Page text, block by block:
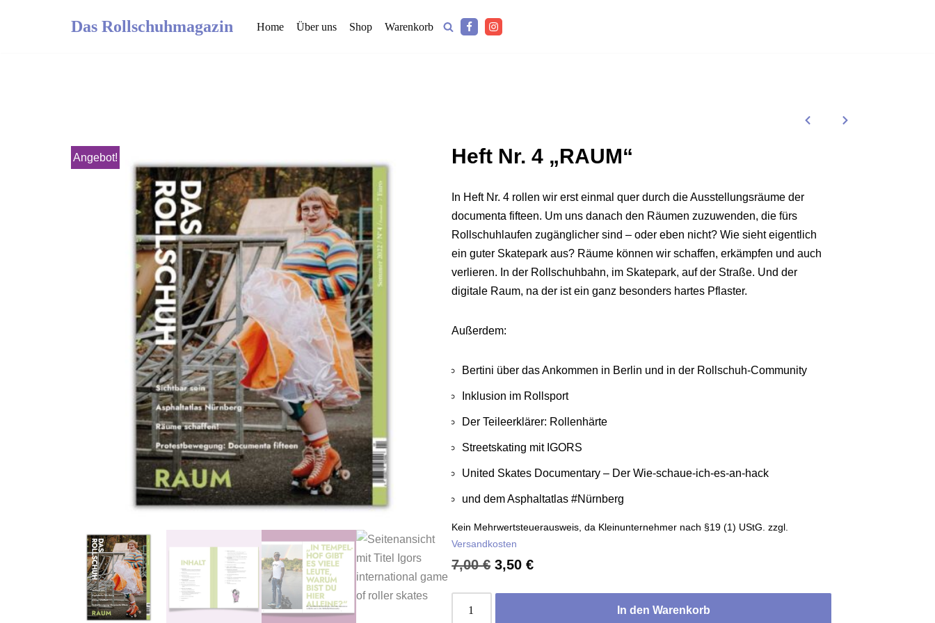
Das Rollschuhmagazin Home Über uns Shop Warenkorb
Angebot! Heft Nr. 4 „RAUM“
In Heft Nr. 4 rollen wir erst einmal quer durch die Ausstellungsräume der
documenta fifteen. Um uns danach den Räumen zuzuwenden, die fürs
Rollschuhlaufen zugänglicher sind – oder eben nicht? Wie sieht eigentlich
ein guter Skatepark aus? Räume können wir schaffen, erkämpfen und auch
verlieren. In der Rollschuhbahn, im Skatepark, auf der Straße. Und der
digitale Raum, na der ist ein ganz besonders hartes Pflaster.
Außerdem:
Bertini über das Ankommen in Berlin und in der Rollschuh-Community
Inklusion im Rollsport
Der Teileerklärer: Rollenhärte
Streetskating mit IGORS
United Skates Documentary – Der Wie-schaue-ich-es-an-hack
und dem Asphaltatlas #Nürnberg
Kein Mehrwertsteuerausweis, da Kleinunternehmer nach §19 (1) UStG. zzgl.
Versandkosten
7,00€ 3,50€
In den Warenkorb